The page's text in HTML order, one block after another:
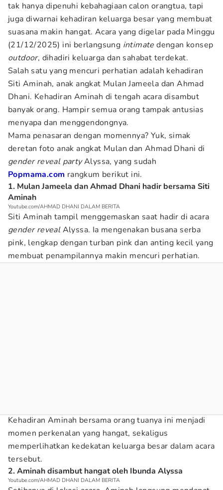
tak hanya dipenuhi kebahagiaan calon orangtua, tapi
juga diwarnai kehadiran keluarga besar yang membuat
suasana makin hangat. Acara yang digelar pada Minggu
(21/12/2025) ini berlangsung intimate dengan konsep
outdoor, dihadiri keluarga dan sahabat terdekat.
Salah satu yang mencuri perhatian adalah kehadiran
Siti Aminah, anak angkat Mulan Jameela dan Ahmad
Dhani. Kehadiran Aminah di tengah acara disambut
banyak orang. Hampir semua orang tampak antusias
menyapa dan menggendongnya.
Mama penasaran dengan momennya? Yuk, simak
deretan foto anak angkat Mulan dan Ahmad Dhani di
gender reveal partyAlyssa, yang sudah
Popmama.com rangkum berikut ini.
1. Mulan Jameela dan Ahmad Dhani hadir bersama Siti
Aminah
Youtube.com/AHMAD DHANI DALAM BERITA
Siti Aminah tampil menggemaskan saat hadir di acara
gender revealAlyssa. Ia mengenakan busana serba
pink, lengkap dengan turban pink dan anting kecil yang
membuat penampilannya makin mencuri perhatian.
Kehadiran Aminah bersama orang tuanya ini menjadi
momen perkenalan yang hangat, sekaligus
memperlihatkan kedekatan keluarga besar dalam acara
tersebut.
2. Aminah disambut hangat oleh Ibunda Alyssa
Youtube.com/AHMAD DHANI DALAM BERITA